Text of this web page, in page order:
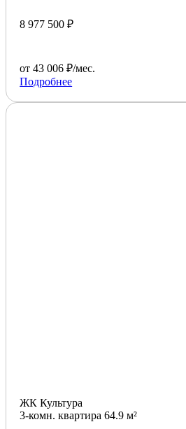
8 977 500 ₽
от 43 006 ₽/мес.
Подробнее
ЖК Культура
3-комн. квартира 64.9 м²